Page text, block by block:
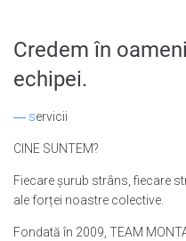
Credem în
echipei.
― servicii
CINE SUNTEM?
Fiecare șurub strâns, fiecare
ale forței noastre colective.
Fondată în 2009, TEAM